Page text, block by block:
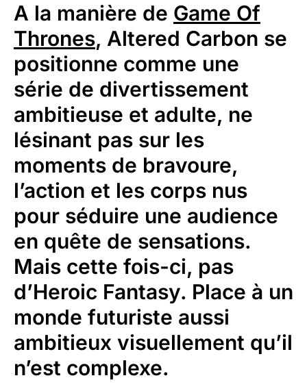
A la manière de Game Of
Thrones, Altered Carbon se
positionne comme une
série de divertissement
ambitieuse et adulte, ne
lésinant pas sur les
moments de bravoure,
l’action et les corps nus
pour séduire une audience
en quête de sensations.
Mais cette fois-ci, pas
d’Heroic Fantasy. Place à un
monde futuriste aussi
ambitieux visuellement qu’il
n’est complexe.